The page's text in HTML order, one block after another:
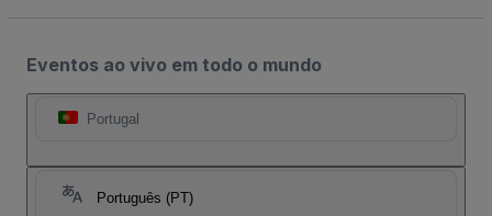
Eventos ao vivo em todo o mundo
Portugal
Português (PT)